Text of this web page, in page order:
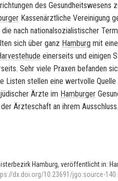
des
Kassenärztliche Vereinigung
die nach nationalsozialistischer
sich über ganz Hamburg mit
einerseits und einigen
Sehr viele Praxen befanden
Listen stellen eine wertvolle
Ärzte im Hamburger
Ärzteschaft an ihrem Ausschluss.
Hamburg, veröffentlicht in:
dx.doi.org/10.23691/jgo:source-